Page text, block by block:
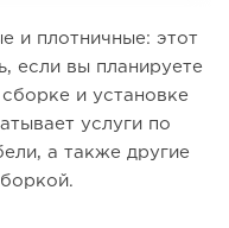
и плотничные: этот
если вы планируете
и установке
услуги по
а также другие